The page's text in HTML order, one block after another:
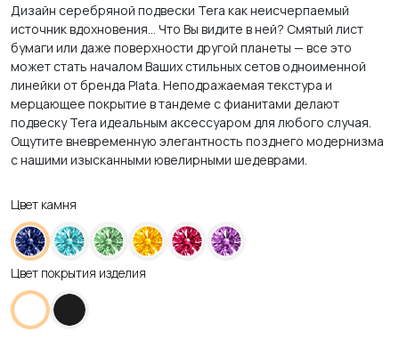
Дизайн серебряной подвески Tera как неисчерпаемый
источник вдохновения… Что Вы видите в ней? Смятый лист
бумаги или даже поверхности другой планеты — все это
может стать началом Ваших стильных сетов одноименной
линейки от бренда Plata. Неподражаемая текстура и
мерцающее покрытие в тандеме с фианитами делают
подвеску Tera идеальным аксессуаром для любого случая.
Ощутите вневременную элегантность позднего модернизма
с нашими изысканными ювелирными шедеврами.
Цвет камня
Цвет покрытия изделия